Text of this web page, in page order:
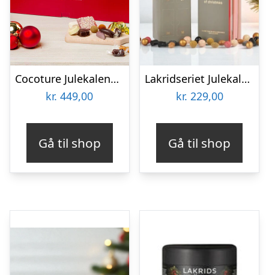
Cocoture Julekalender Red Magic
kr. 449,00
Gå til shop
Lakridseriet Julekalender 2026
kr. 229,00
Gå til shop